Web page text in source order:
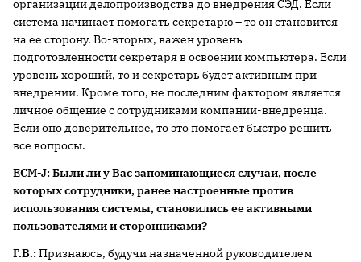
организации делопроизводства до внедрения СЭД. Если
система начинает помогать секретарю – то он становится
на ее сторону. Во-вторых, важен уровень
подготовленности секретаря в освоении компьютера. Если
уровень хороший, то и секретарь будет активным при
внедрении. Кроме того, не последним фактором является
личное общение с сотрудниками компании-внедренца.
Если оно доверительное, то это помогает быстро решить
все вопросы.
ECM-J: Были ли у Вас запоминающиеся случаи, после
которых сотрудники, ранее настроенные против
использования системы, становились ее активными
пользователями и сторонниками?
Г.В.:Признаюсь, будучи назначенной руководителем